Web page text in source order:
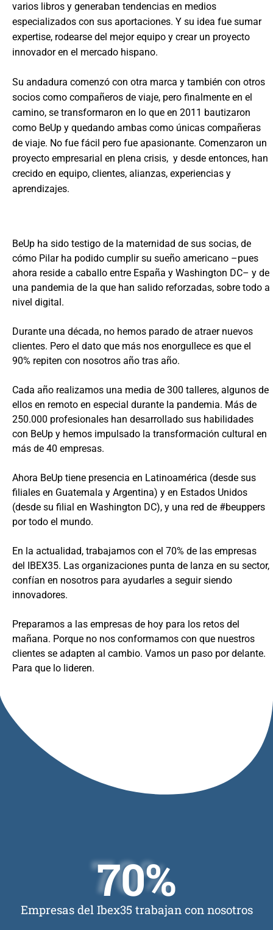
varios libros y generaban tendencias en medios
especializados con sus aportaciones. Y su idea fue sumar
expertise, rodearse del mejor equipo y crear un proyecto
innovador en el mercado hispano.
Su andadura comenzó con otra marca y también con otros
socios como compañeros de viaje, pero finalmente en el
camino, se transformaron en lo que en 2011 bautizaron
como BeUp y quedando ambas como únicas compañeras
de viaje. No fue fácil pero fue apasionante. Comenzaron un
proyecto empresarial en plena crisis, y desde entonces, han
crecido en equipo, clientes, alianzas, experiencias y
aprendizajes.
BeUp ha sido testigo de la maternidad de sus socias, de
cómo Pilar ha podido cumplir su sueño americano –pues
ahora reside a caballo entre España y Washington DC– y de
una pandemia de la que han salido reforzadas, sobre todo a
nivel digital.
Durante una década, no hemos parado de atraer nuevos
clientes. Pero el dato que más nos enorgullece es que el
90% repiten con nosotros año tras año.
Cada año realizamos una media de 300 talleres, algunos de
ellos en remoto en especial durante la pandemia. Más de
250.000 profesionales han desarrollado sus habilidades
con BeUp y hemos impulsado la transformación cultural en
más de 40 empresas.
Ahora BeUp tiene presencia en Latinoamérica (desde sus
filiales en Guatemala y Argentina) y en Estados Unidos
(desde su filial en Washington DC), y una red de #beuppers
por todo el mundo.
En la actualidad, trabajamos con el 70% de las empresas
del IBEX35. Las organizaciones punta de lanza en su sector,
confían en nosotros para ayudarles a seguir siendo
innovadores.
Preparamos a las empresas de hoy para los retos del
mañana. Porque no nos conformamos con que nuestros
clientes se adapten al cambio. Vamos un paso por delante.
Para que lo lideren.
Empresas del Ibex35 trabajan con nosotros
70%
Conócenos
Profesional
Cultura
Blog
Contacto